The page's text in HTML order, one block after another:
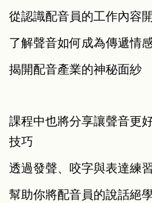
從認識配音員的工作內容
了解聲音如何成為傳遞情
揭開配音產業的神秘面紗
課程中也將分享讓聲音更
技巧
透過發聲、咬字與表達練習
幫助你將配音員的說話絕